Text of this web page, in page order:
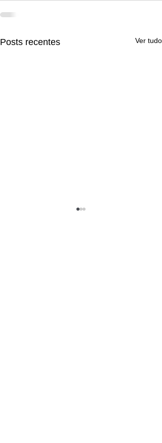
Posts recentes Ver tudo